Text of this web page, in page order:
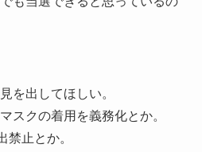
を出してほしい。
スクの着用を義務化とか。
禁止とか。